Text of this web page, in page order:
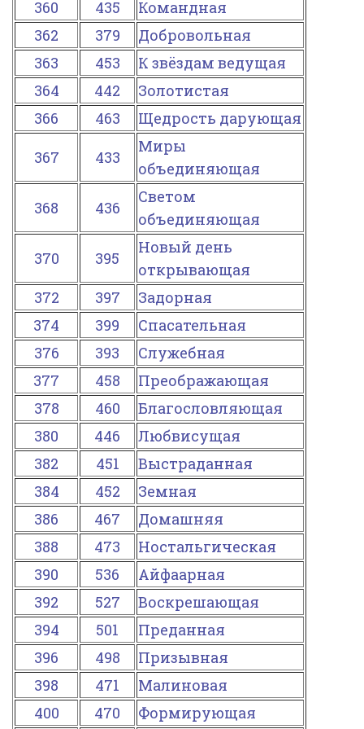
360 435
Командная
362
379
Добровольная
363
453
К звёздам ведущая
364
442
Золотистая
366
463
Щедрость дарующая
367
433
Миры
объединяющая
368
436
Светом
объединяющая
370
395
Новый день
открывающая
372
397
Задорная
374
399
Спасательная
376
393
Служебная
377
458
Преображающая
378
460
Благословляющая
380
446
Любвисущая
382
451
Выстраданная
384
452
Земная
386
467
Домашняя
388
473
Ностальгическая
390
536
Айфаарная
392
527
Воскрешающая
394
501
Преданная
396
498
Призывная
398
471
Малиновая
400
470
Формирующая